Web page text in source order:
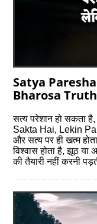
Satya
Bharosa
सत्य परेशान हो सकता
Sakta Hai, Lekin
और सत्‍य पर ही खत्म
विश्वास होता है, झूठ या
की तैयारी नहीं करनी